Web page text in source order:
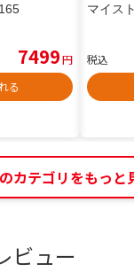
7499円
る
マイス
税込
カテゴリをもっと
ビュー